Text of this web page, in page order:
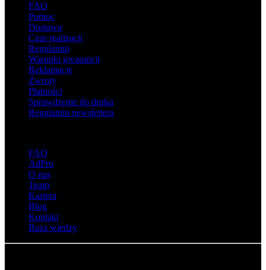
FAQ
Pomoc
Dostawa
Czas realizacji
Regulamin
Warunki gwarancji
Reklamacje
Zwroty
Płatności
Sprawdzenie do druku
Regulamin newslettera
FAQ
AdPro
O nas
Team
Kariera
Blog
Kontakt
Baza wiedzy